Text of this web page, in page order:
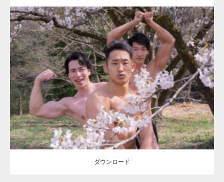
Update:2021.07.8
Category:桜とマッチョ kaichanAKIHITO(細マッチョ) SOSUKE
外資
系筋肉 上腕二頭筋
ダウンロード
ダウンロード